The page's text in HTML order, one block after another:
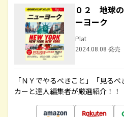
０２ 地球
ーヨーク
Plat
2024.08.08 発売
「ＮＹでやるべきこと」「見る
カーと達人編集者が厳選紹介！